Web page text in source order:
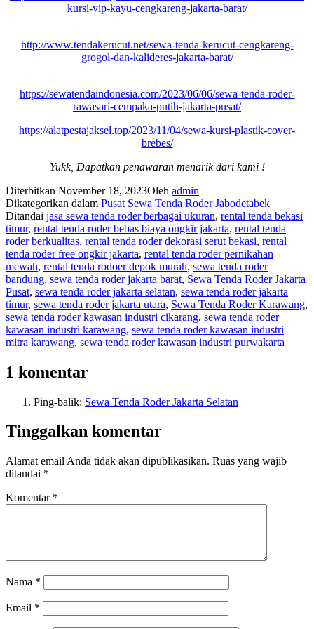
kursi-vip-kayu-cengkareng-jakarta-barat/
http://www.tendakerucut.net/sewa-tenda-kerucut-cengkareng-
grogol-dan-kalideres-jakarta-barat/
https://sewatendaindonesia.com/2023/06/06/sewa-tenda-roder-
rawasari-cempaka-putih-jakarta-pusat/
https://alatpestajaksel.top/2023/11/04/sewa-kursi-plastik-cover-
brebes/
Yukk, Dapatkan penawaran menarik dari kami !
Diterbitkan November 18, 2023Oleh admin
Dikategorikan dalam Pusat Sewa Tenda Roder Jabodetabek
Ditandai jasa sewa tenda roder berbagai ukuran, rental tenda bekasi
timur, rental tenda roder bebas biaya ongkir jakarta, rental tenda
roder berkualitas, rental tenda roder dekorasi serut bekasi, rental
tenda roder free ongkir jakarta, rental tenda roder pernikahan
mewah, rental tenda rodoer depok murah, sewa tenda roder
bandung, sewa tenda roder jakarta barat, Sewa Tenda Roder Jakarta
Pusat, sewa tenda roder jakarta selatan, sewa tenda roder jakarta
timur, sewa tenda roder jakarta utara, Sewa Tenda Roder Karawang,
sewa tenda roder kawasan industri cikarang, sewa tenda roder
kawasan industri karawang, sewa tenda roder kawasan industri
mitra karawang, sewa tenda roder kawasan industri purwakarta
1 komentar
Ping-balik: Sewa Tenda Roder Jakarta Selatan
Tinggalkan komentar
Alamat email Anda tidak akan dipublikasikan. Ruas yang wajib
ditandai *
Komentar *
Nama *
Email *